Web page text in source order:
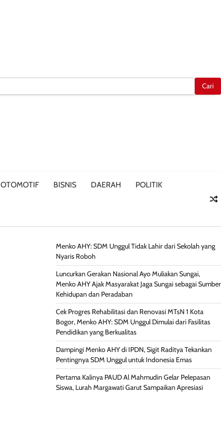
OTOMOTIF BISNIS DAERAH POLITIK
Menko AHY: SDM Unggul Tidak Lahir dari Sekolah yang
Nyaris Roboh
Luncurkan Gerakan Nasional Ayo Muliakan Sungai,
Menko AHY Ajak Masyarakat Jaga Sungai sebagai Sumber
Kehidupan dan Peradaban
Cek Progres Rehabilitasi dan Renovasi MTsN 1 Kota
Bogor, Menko AHY: SDM Unggul Dimulai dari Fasilitas
Pendidikan yang Berkualitas
Dampingi Menko AHY di IPDN, Sigit Raditya Tekankan
Pentingnya SDM Unggul untuk Indonesia Emas
Pertama Kalinya PAUD Al Mahmudin Gelar Pelepasan
Siswa, Lurah Margawati Garut Sampaikan Apresiasi